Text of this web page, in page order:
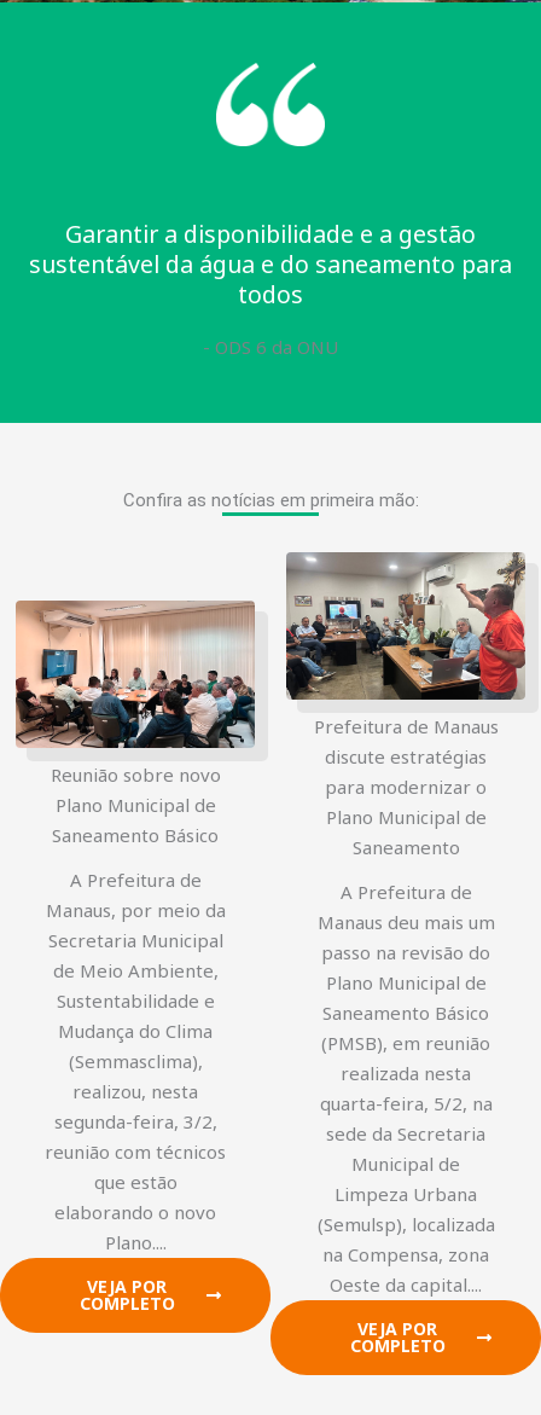
Garantir a disponibilidade e a gestão
sustentável da água e do saneamento para
todos
- ODS 6 da ONU
Confira as notícias em primeira mão:
Reunião sobre novo
Plano Municipal de
Saneamento Básico
A Prefeitura de
Manaus, por meio da
Secretaria Municipal
de Meio Ambiente,
Sustentabilidade e
Mudança do Clima
(Semmasclima),
realizou, nesta
segunda-feira, 3/2,
reunião com técnicos
que estão
elaborando o novo
Plano....
VEJA POR
COMPLETO
Prefeitura de Manaus
discute estratégias
para modernizar o
Plano Municipal de
Saneamento
A Prefeitura de
Manaus deu mais um
passo na revisão do
Plano Municipal de
Saneamento Básico
(PMSB), em reunião
realizada nesta
quarta-feira, 5/2, na
sede da Secretaria
Municipal de
Limpeza Urbana
(Semulsp), localizada
na Compensa, zona
Oeste da capital....
VEJA POR
COMPLETO